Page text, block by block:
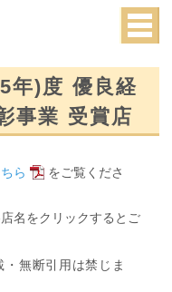
年)度 優良経
事業 受賞店
ら
をご覧くださ
名をクリックするとご
無断引用は禁じま